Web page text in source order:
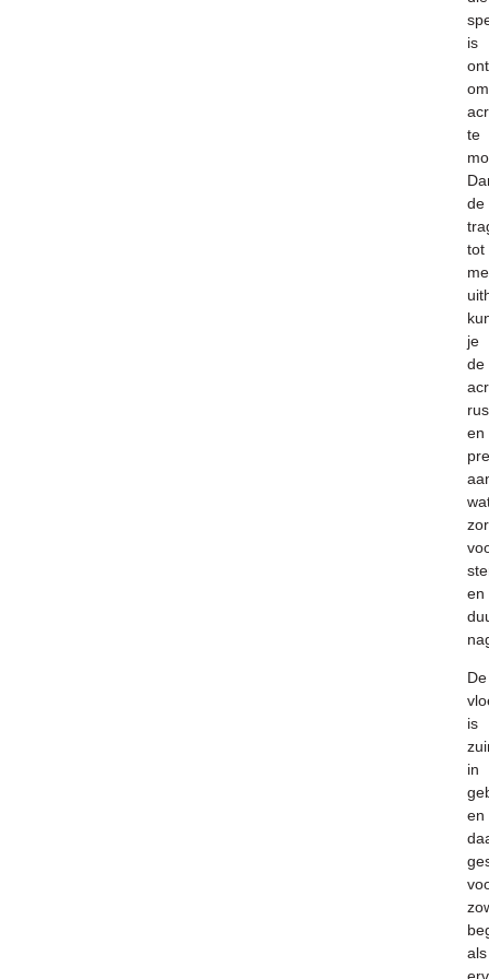
is
om
te
de
tot
je
de
en
en
De
is
in
en
als